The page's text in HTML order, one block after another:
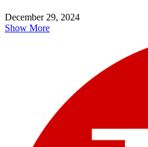
December 29, 2024
Show More